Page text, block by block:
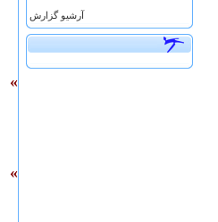
»
»
آرشيو گزارش